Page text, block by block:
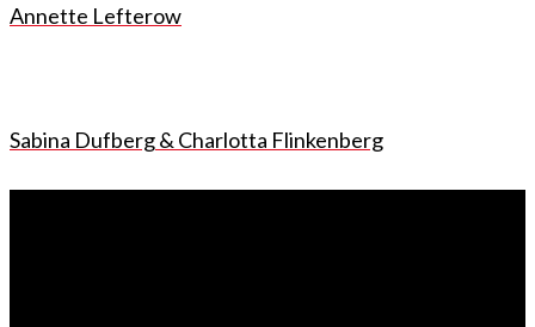
Annette Lefterow
Sabina Dufberg & Charlotta Flinkenberg